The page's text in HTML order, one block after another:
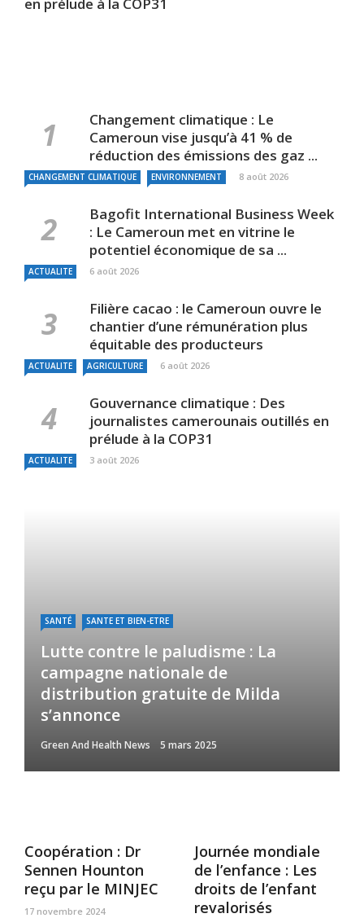
Changement climatique : Le
Cameroun vise jusqu’à 41 % de
réduction des émissions des gaz ...
CHANGEMENT CLIMATIQUE ENVIRONNEMENT 8 août 2026
Bagofit International Business Week
: Le Cameroun met en vitrine le
potentiel économique de sa ...
ACTUALITE 6 août 2026
Filière cacao : le Cameroun ouvre le
chantier d’une rémunération plus
équitable des producteurs
ACTUALITE AGRICULTURE 6 août 2026
Gouvernance climatique : Des
journalistes camerounais outillés en
prélude à la COP31
ACTUALITE 3 août 2026
SANTÉ SANTE ET BIEN-ETRE
Lutte contre le paludisme : La
campagne nationale de
distribution gratuite de Milda
s’annonce
Green And Health News 5 mars 2025
Coopération : Dr
Sennen Hounton
reçu par le MINJEC
17 novembre 2024
Journée mondiale
de l’enfance : Les
droits de l’enfant
revalorisés